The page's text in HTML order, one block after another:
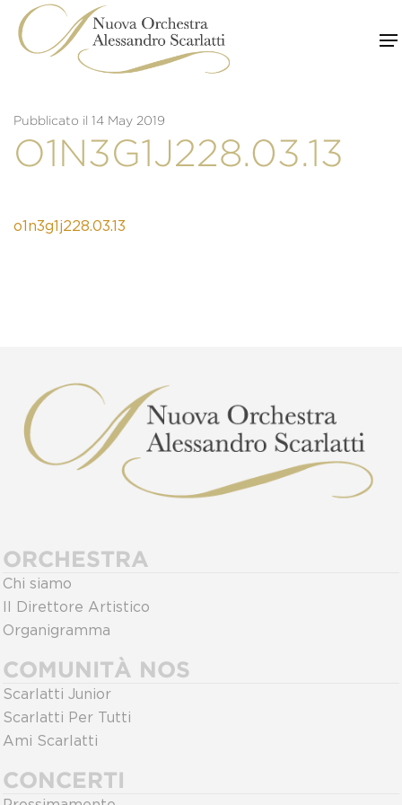
content
Pubblicato il 14 May 2019
O1N3G1J228.03.13
o1n3g1j228.03.13
ORCHESTRA
Chi siamo
Il Direttore Artistico
Organigramma
COMUNITÀ NOS
Scarlatti Junior
Scarlatti Per Tutti
Ami Scarlatti
CONCERTI